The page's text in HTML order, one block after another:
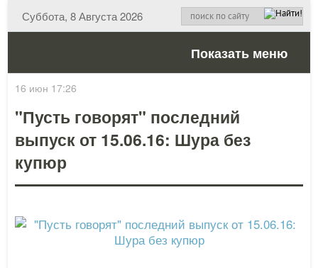
Суббота, 8 Августа 2026
Показать меню
16 июн 17:26
"Пусть говорят" последний
выпуск от 15.06.16: Шура без
купюр